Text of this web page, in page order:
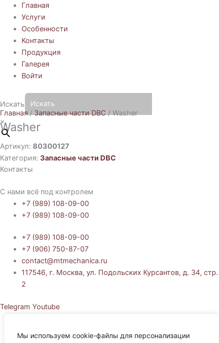
Мы используем cookie-файлы для персонализации
Главная
Услуги
Особенности
Контакты
Продукция
Галерея
Войти
Искать
×
Главная / Запасные части DBC / Washer
Washer
Артикул: 80300127
Категория: Запасные части DBC
Контакты
С нами всё под контролем
+7 (989) 108-09-00
+7 (989) 108-09-00
+7 (989) 108-09-00
+7 (906) 750-87-07
contact@mtmechanica.ru
117546, г. Москва, ул. Подольских Курсантов, д. 34, стр.
2
Telegram Youtube